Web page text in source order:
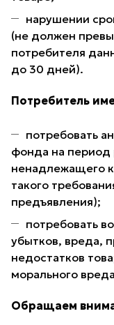
нарушении
(не должен
потребителя
до 30 дней).
Потребитель
потребовать
фонда на период
ненадлежащего
такого
предъявления);
потребовать
убытков, вреда,
недостатков
морального
Обращаем